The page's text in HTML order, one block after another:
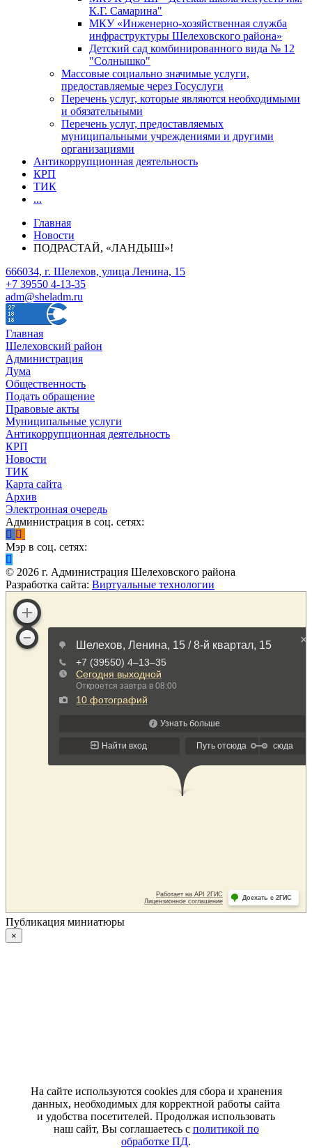
К.Г. Самарина"
МКУ «Инженерно-хозяйственная служба
инфраструктуры Шелеховского района»
Детский сад комбинированного вида № 12
"Солнышко"
Массовые социально значимые услуги,
предоставляемые через Госуслуги
Перечень услуг, которые являются необходимыми
и обязательными
Перечень услуг, предоставляемых
муниципальными учреждениями и другими
организациями
Антикоррупционная деятельность
КРП
ТИК
...
Главная
Новости
ПОДРАСТАЙ, «ЛАНДЫШ»!
666034, г. Шелехов, улица Ленина, 15
+7 39550 4-13-35
adm@sheladm.ru
Главная
Шелеховский район
Администрация
Дума
Общественность
Подать обращение
Правовые акты
Муниципальные услуги
Антикоррупционная деятельность
КРП
Новости
ТИК
Карта сайта
Архив
Электронная очередь
Администрация в соц. сетях:
Мэр в соц. сетях:
© 2026 г. Администрация Шелеховского района
Разработка сайта: Виртуальные технологии
Публикация миниатюры
×
На сайте используются cookies для сбора и хранения
данных, необходимых для корректной работы сайта
и удобства посетителей. Продолжая использовать
наш сайт, Вы соглашаетесь с политикой по
обработке ПД.